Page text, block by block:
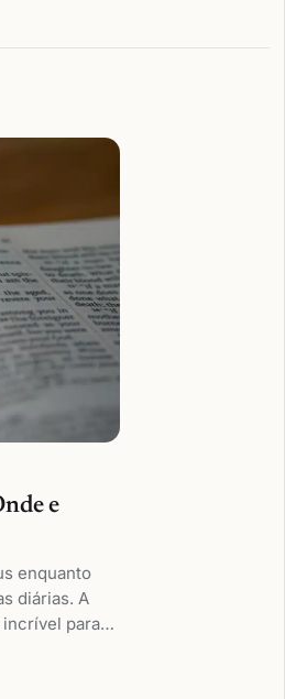
e
enquanto
diárias. A
incrível para…